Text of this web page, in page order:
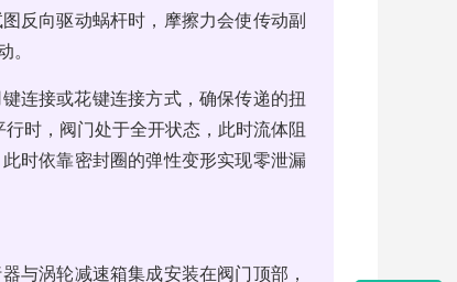
反向驱动蜗杆时，摩擦力会使传动副
。
连接或花键连接方式，确保传递的扭
时，阀门处于全开状态，此时流体阻
时依靠密封圈的弹性变形实现零泄漏
与涡轮减速箱集成安装在阀门顶部，